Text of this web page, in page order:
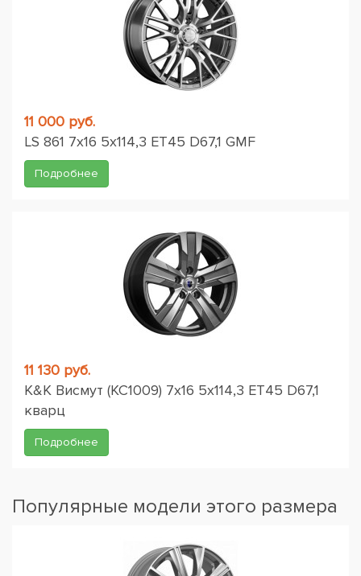
11 000 руб.
LS 861 7x16 5x114,3 ET45 D67,1 GMF
Подробнее
11 130 руб.
K&K Висмут (КС1009) 7x16 5x114,3 ET45 D67,1
кварц
Подробнее
Популярные модели этого размера